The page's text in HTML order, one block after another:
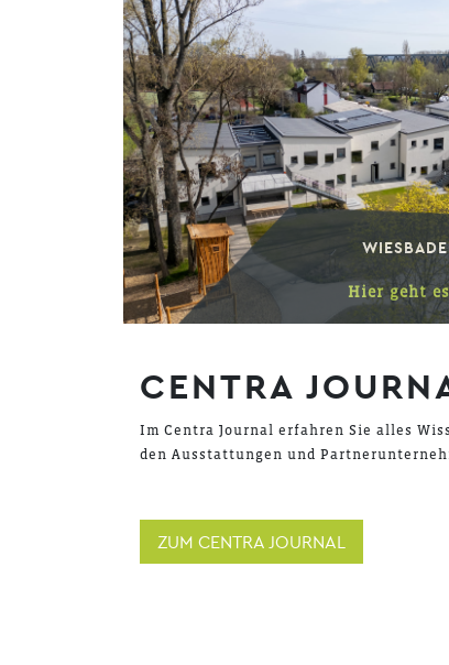
Hier geht
CENTRA
Im Centra Journal erfahren Sie alles
den Ausstattungen und
ZUM CENTRA JOURNAL